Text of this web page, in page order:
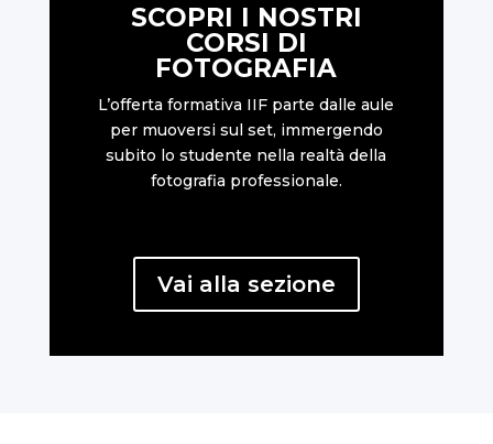
SCOPRI I NOSTRI
CORSI DI
FOTOGRAFIA
L’offerta formativa IIF parte dalle aule
per muoversi sul set, immergendo
subito lo studente nella realtà della
fotografia professionale.
Vai alla sezione